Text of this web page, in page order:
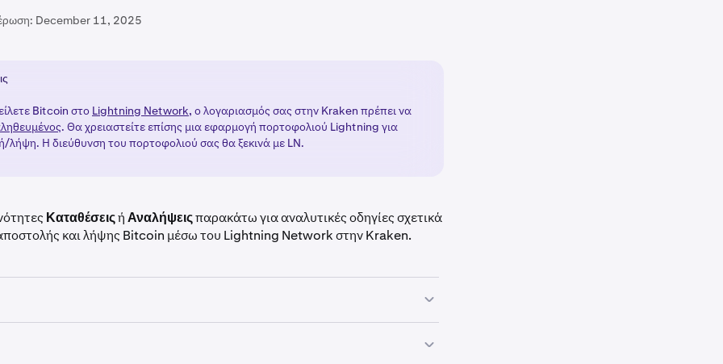
December 11, 2025
Bitcoin στο Lightning Network, ο λογαριασμός σας στην Kraken πρέπει να
. Θα χρειαστείτε επίσης μια εφαρμογή πορτοφολιού Lightning για
λήψη. Η διεύθυνση του πορτοφολιού σας θα ξεκινά με LN.
ΚαταθέσειςήΑναλήψειςπαρακάτω για αναλυτικές οδηγίες σχετικά
και λήψης Bitcoin μέσω του Lightning Network στην Kraken.
στην Kraken σας, κάντε κλικ στο κουμπί